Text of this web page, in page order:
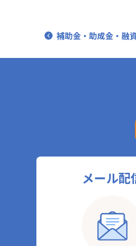
補助金・助成金・融
メール配